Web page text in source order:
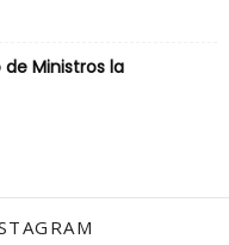
Ministros la